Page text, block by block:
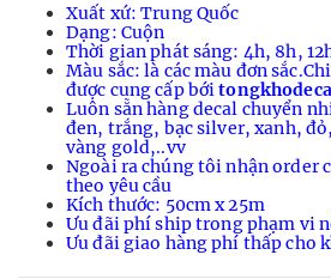
Xuất xứ: Trung Quốc
Dạng: Cuộn
Thời gian phát sáng: 4h, 8h,
Màu sắc: là các màu đơn sắc.
được cung cấp bới
Luôn sẵn hàng decal chuyển
đen, trắng, bạc silver, xanh,
vàng gold,..vv
Ngoài ra chúng tôi nhận order
theo yêu cầu
Kích thước: 50cm x 25m
Ưu đãi phí ship trong phạm vi
Ưu đãi giao hàng phí thấp cho